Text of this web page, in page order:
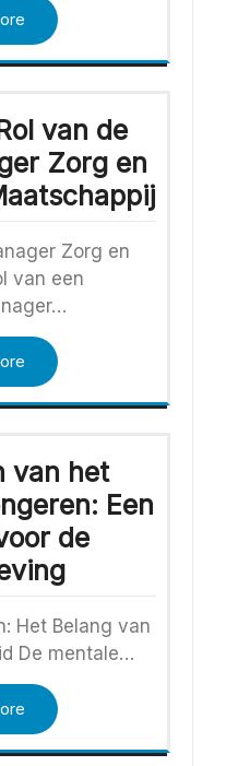
van de
Zorg en
Zorg en
van een
van het
Een
de
Het Belang van
De mentale…